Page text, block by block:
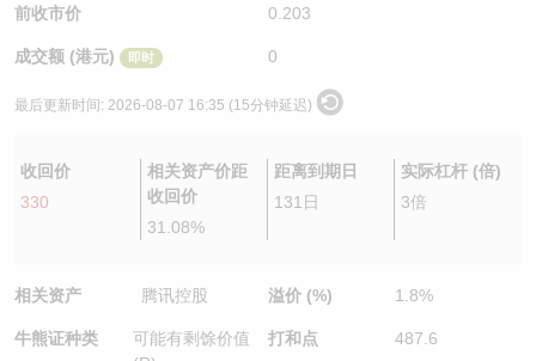
前收市价 0.203
成交额 (港元) 即时 0
最后更新时间: 2026-08-07 16:35 (15分钟延迟)
收回价
330
相关资产价距
收回价
31.08%
距离到期日
131日
实际杠杆 (倍)
3倍
相关资产 腾讯控股
牛熊证种类
可能有剩馀价值
溢价 (%) 1.8%
打和点 487.6
认股证/牛熊证日志
认股证文件及公告
牛熊证到期结算价查找
牛熊证分析仪
牛熊证文件及公告
中资ETFs溢价比较
AH 股价对照